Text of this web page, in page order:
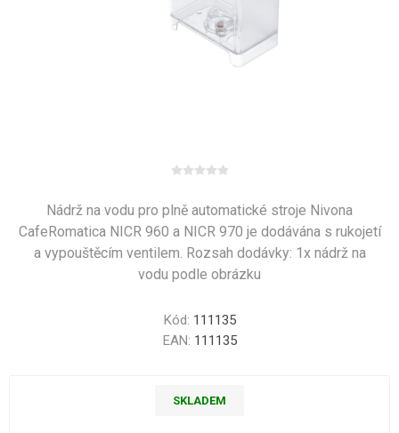
Nádrž na vodu pro plně automatické stroje Nivona
CafeRomatica NICR 960 a NICR 970 je dodávána s rukojetí
a vypouštěcím ventilem. Rozsah dodávky: 1x nádrž na
vodu podle obrázku
Kód: 111135
EAN: 111135
SKLADEM